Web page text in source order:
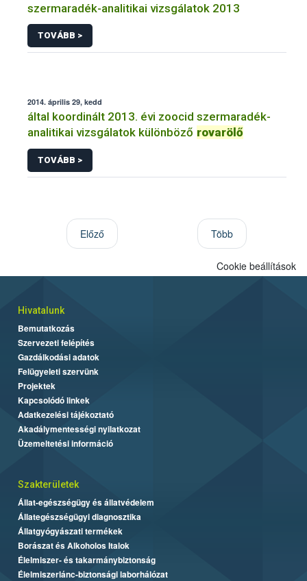
szermaradék-analitikai vizsgálatok 2013
TOVÁBB >
2014. április 29, kedd
által koordinált 2013. évi zoocid szermaradék-
analitikai vizsgálatok különböző rovarölő
TOVÁBB >
Előző Több
Cookie beállítások
Hivatalunk
Bemutatkozás
Szervezeti felépítés
Gazdálkodási adatok
Felügyeleti szervünk
Projektek
Kapcsolódó linkek
Adatkezelési tájékoztató
Akadálymentességi nyilatkozat
Üzemeltetési információ
Szakterületek
Állat-egészségügy és állatvédelem
Állategészségügyi diagnosztika
Állatgyógyászati termékek
Borászat és Alkoholos Italok
Élelmiszer- és takarmánybiztonság
Élelmiszerlánc-biztonsági laborhálózat